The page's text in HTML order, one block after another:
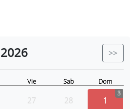
2026 >>
Vie Sab Dom
27 28 1
3